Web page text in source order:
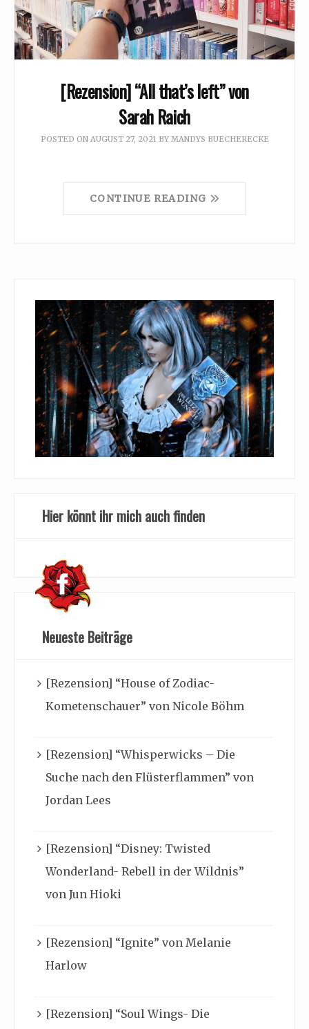
[Rezension] “All that’s left” von
Sarah Raich
POSTED ON AUGUST 27, 2021 BY MANDYS BUECHERECKE
CONTINUE READING
Hier könnt ihr mich auch finden
Neueste Beiträge
[Rezension] “House of Zodiac-
Kometenschauer” von Nicole Böhm
[Rezension] “Whisperwicks – Die
Suche nach den Flüsterflammen” von
Jordan Lees
[Rezension] “Disney: Twisted
Wonderland- Rebell in der Wildnis”
von Jun Hioki
[Rezension] “Ignite” von Melanie
Harlow
[Rezension] “Soul Wings- Die